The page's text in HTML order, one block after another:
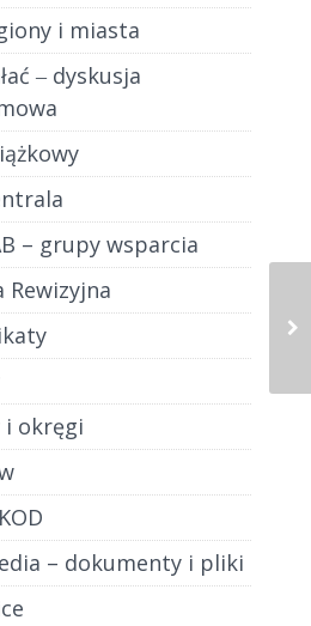
i miasta
‒ dyskusja
– grupy wsparcia
Rewizyjna
i okręgi
– dokumenty i pliki